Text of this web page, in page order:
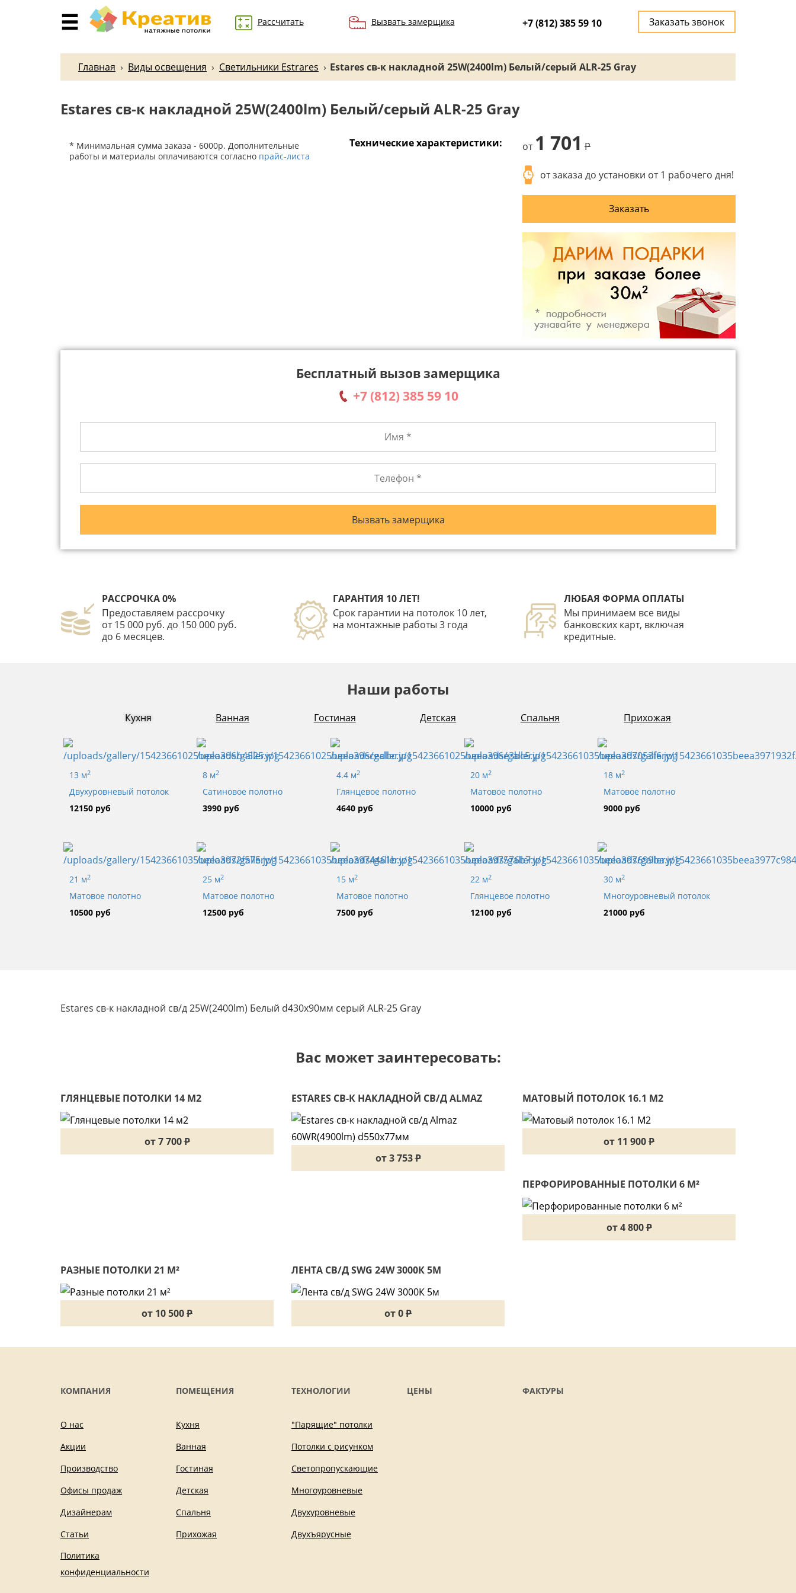
Рассчитать Вызвать замерщика +7 (812) 385 59 10 Заказать звонок
Главная › Виды освещения › Светильники Estrares › Estares св-к накладной 25W(2400lm) Белый/серый ALR-25 Gray
Estares св-к накладной 25W(2400lm) Белый/серый ALR-25 Gray
* Минимальная сумма заказа - 6000р. Дополнительные
работы и материалы оплачиваются согласно прайс-листа
от 1 701 P
от заказа до установки от 1 рабочего дня!
Заказать
Технические характеристики:
Бесплатный вызов замерщика
+7 (812) 385 59 10
РАССРОЧКА 0%
Предоставляем рассрочку
от 15 000 руб. до 150 000 руб.
до 6 месяцев.
ГАРАНТИЯ 10 ЛЕТ!
Срок гарантии на потолок 10 лет,
на монтажные работы 3 года
ЛЮБАЯ ФОРМА ОПЛАТЫ
Мы принимаем все виды
банковских карт, включая
кредитные.
Наши работы
Кухня Ванная Гостиная Детская Спальня Прихожая
13 м2
Двухуровневый потолок
12150 руб
8 м2
Сатиновое полотно
3990 руб
4.4 м2
Глянцевое полотно
4640 руб
20 м2
Матовое полотно
10000 руб
18 м2
Матовое полотно
9000 руб
21 м2
Матовое полотно
10500 руб
25 м2
Матовое полотно
12500 руб
15 м2
Матовое полотно
7500 руб
22 м2
Глянцевое полотно
12100 руб
30 м2
Многоуровневый потолок
21000 руб
Estares св-к накладной св/д 25W(2400lm) Белый d430x90мм серый ALR-25 Gray
Вас может заинтересовать:
ГЛЯНЦЕВЫЕ ПОТОЛКИ 14 М2
от 7 700P
ESTARES СВ-К НАКЛАДНОЙ СВ/Д ALMAZ
60WR(4900LM) D550X77ММ
от 3 753P
МАТОВЫЙ ПОТОЛОК 16.1 М2
от 11 900P
ПЕРФОРИРОВАННЫЕ ПОТОЛКИ 6 М²
от 4 800P
РАЗНЫЕ ПОТОЛКИ 21 М²
от 10 500P
ЛЕНТА СВ/Д SWG 24W 3000К 5М
от 0P
КОМПАНИЯ
О нас
Акции
Производство
Офисы продаж
Дизайнерам
Статьи
Политика
конфиденциальности
ПОМЕЩЕНИЯ
Кухня
Ванная
Гостиная
Детская
Спальня
Прихожая
ТЕХНОЛОГИИ
"Парящие" потолки
Потолки с рисунком
Светопропускающие
Многоуровневые
Двухуровневые
Двухъярусные
ЦЕНЫ ФАКТУРЫ